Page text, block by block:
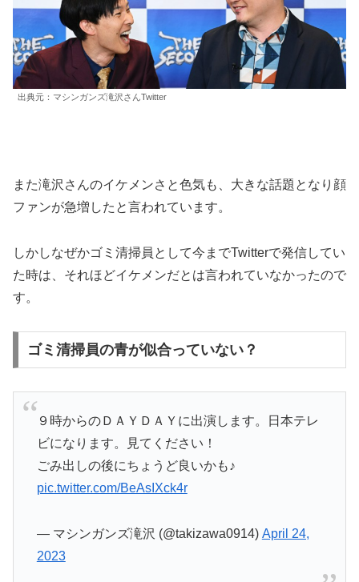
出典元：マシンガンズ滝沢さんTwitter
また滝沢さんのイケメンさと色気も、大きな話題となり顔
ファンが急増したと言われています。
しかしなぜかゴミ清掃員として今までTwitterで発信してい
た時は、それほどイケメンだとは言われていなかったので
す。
ゴミ清掃員の青が似合っていない？
９時からのＤＡＹＤＡＹに出演します。日本テレ
ビになります。見てください！
ごみ出しの後にちょうど良いかも♪
pic.twitter.com/BeAsIXck4r
— マシンガンズ滝沢 (@takizawa0914) April 24,
2023